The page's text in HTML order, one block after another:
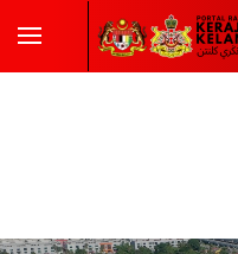
Skip to main content